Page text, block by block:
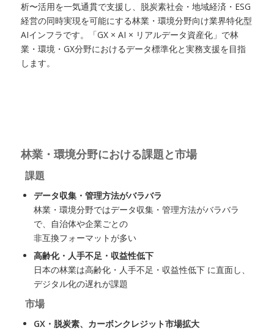
析〜活用を一気通貫で支援し、脱炭素社会・地域経済・ESG
経営の同時実現を可能にする林業・環境分野向け業界特化型
AIインフラです。「GX × AI × リアルデータ資産化」で林
業・環境・GX分野におけるデータ標準化と実務支援を目指
します。
林業・環境分野における課題と市場
課題
データ収集・管理方法がバラバラ
林業・環境分野ではデータ収集・管理方法がバラバラ
で、自治体や企業ごとの
非互換フォーマットが多い
高齢化・人手不足・収益性低下
日本の林業は高齢化・人手不足・収益性低下 に直面し、
デジタル化の遅れが課題
市場
GX・脱炭素、カーボンクレジット市場拡大